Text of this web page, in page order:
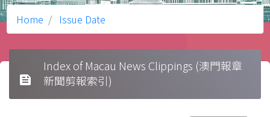
Home Issue Date
feed
Index of Macau News Clippings (澳門報章
新聞剪報索引)